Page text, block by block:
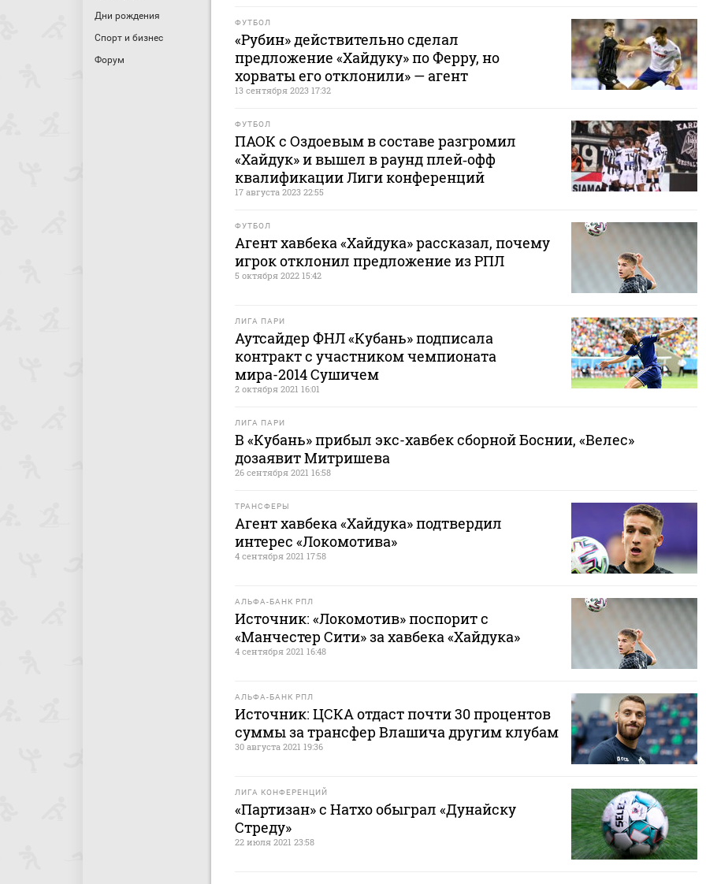
Дни рождения
Спорт и бизнес
Форум
ФУТБОЛ
«Рубин» действительно сделал
предложение «Хайдуку» по Ферру, но
хорваты его отклонили» — агент
13 сентября 2023 17:32
ФУТБОЛ
ПАОК с Оздоевым в составе разгромил
«Хайдук» и вышел в раунд плей‑офф
квалификации Лиги конференций
17 августа 2023 22:55
ФУТБОЛ
Агент хавбека «Хайдука» рассказал, почему
игрок отклонил предложение из РПЛ
5 октября 2022 15:42
ЛИГА ПАРИ
Аутсайдер ФНЛ «Кубань» подписала
контракт с участником чемпионата
мира-2014 Сушичем
2 октября 2021 16:01
ЛИГА ПАРИ
В «Кубань» прибыл экс-хавбек сборной Боснии, «Велес»
дозаявит Митришева
26 сентября 2021 16:58
ТРАНСФЕРЫ
Агент хавбека «Хайдука» подтвердил
интерес «Локомотива»
4 сентября 2021 17:58
АЛЬФА-БАНК РПЛ
Источник: «Локомотив» поспорит с
«Манчестер Сити» за хавбека «Хайдука»
4 сентября 2021 16:48
АЛЬФА-БАНК РПЛ
Источник: ЦСКА отдаст почти 30 процентов
суммы за трансфер Влашича другим клубам
30 августа 2021 19:36
ЛИГА КОНФЕРЕНЦИЙ
«Партизан» с Натхо обыграл «Дунайску
Стреду»
22 июля 2021 23:58